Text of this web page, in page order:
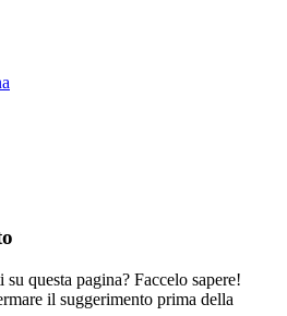
questa pagina? Faccelo sapere!
il suggerimento prima della